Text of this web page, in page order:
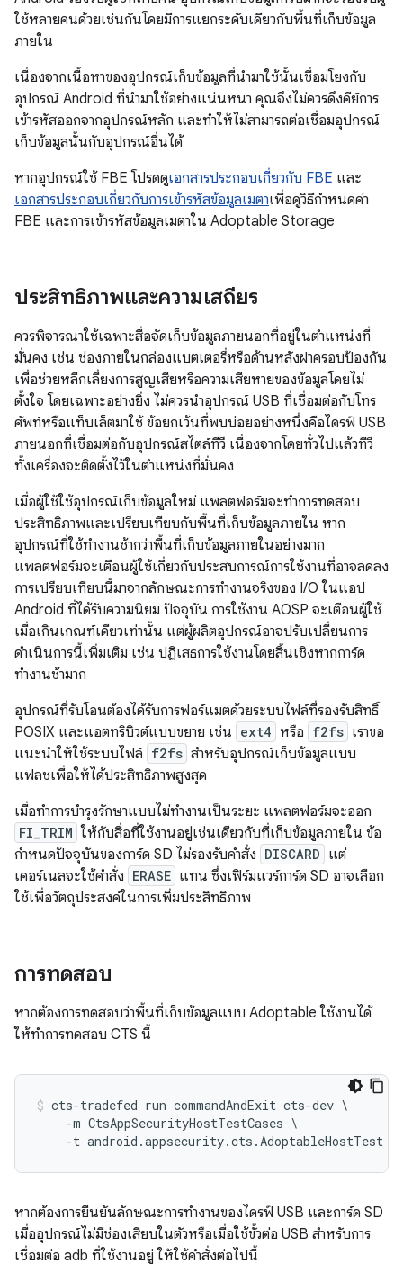
ใช้หลายคนด้วยเช่นกันโดยมีการแยกระดับเดียวกับพื้นที่เก็บข้อมูล
ภายใน
เนื่องจากเนื้อหาของอุปกรณ์เก็บข้อมูลที่นำมาใช้นั้นเชื่อมโยงกับ
อุปกรณ์ Android ที่นำมาใช้อย่างแน่นหนา คุณจึงไม่ควรดึงคีย์การ
เข้ารหัสออกจากอุปกรณ์หลัก และทำให้ไม่สามารถต่อเชื่อมอุปกรณ์
เก็บข้อมูลนั้นกับอุปกรณ์อื่นได้
หากอุปกรณ์ใช้ FBE โปรดดูเอกสารประกอบเกี่ยวกับ FBE และ
เอกสารประกอบเกี่ยวกับการเข้ารหัสข้อมูลเมตาเพื่อดูวิธีกำหนดค่า
FBE และการเข้ารหัสข้อมูลเมตาใน Adoptable Storage
ประสิทธิภาพและความเสถียร
ควรพิจารณาใช้เฉพาะสื่อจัดเก็บข้อมูลภายนอกที่อยู่ในตำแหน่งที่
มั่นคง เช่น ช่องภายในกล่องแบตเตอรี่หรือด้านหลังฝาครอบป้องกัน
เพื่อช่วยหลีกเลี่ยงการสูญเสียหรือความเสียหายของข้อมูลโดยไม่
ตั้งใจ โดยเฉพาะอย่างยิ่ง ไม่ควรนำอุปกรณ์ USB ที่เชื่อมต่อกับโทร
ศัพท์หรือแท็บเล็ตมาใช้ ข้อยกเว้นที่พบบ่อยอย่างหนึ่งคือไดรฟ์ USB
ภายนอกที่เชื่อมต่อกับอุปกรณ์สไตล์ทีวี เนื่องจากโดยทั่วไปแล้วทีวี
ทั้งเครื่องจะติดตั้งไว้ในตำแหน่งที่มั่นคง
เมื่อผู้ใช้ใช้อุปกรณ์เก็บข้อมูลใหม่ แพลตฟอร์มจะทำการทดสอบ
ประสิทธิภาพและเปรียบเทียบกับพื้นที่เก็บข้อมูลภายใน หาก
อุปกรณ์ที่ใช้ทำงานช้ากว่าพื้นที่เก็บข้อมูลภายในอย่างมาก
แพลตฟอร์มจะเตือนผู้ใช้เกี่ยวกับประสบการณ์การใช้งานที่อาจลดลง
การเปรียบเทียบนี้มาจากลักษณะการทํางานจริงของ I/O ในแอป
Android ที่ได้รับความนิยม ปัจจุบัน การใช้งาน AOSP จะเตือนผู้ใช้
เมื่อเกินเกณฑ์เดียวเท่านั้น แต่ผู้ผลิตอุปกรณ์อาจปรับเปลี่ยนการ
ดำเนินการนี้เพิ่มเติม เช่น ปฏิเสธการใช้งานโดยสิ้นเชิงหากการ์ด
ทำงานช้ามาก
อุปกรณ์ที่รับโอนต้องได้รับการฟอร์แมตด้วยระบบไฟล์ที่รองรับสิทธิ์
POSIX และแอตทริบิวต์แบบขยาย เช่น ext4 หรือ f2fs เราขอ
แนะนำให้ใช้ระบบไฟล์ f2fs สำหรับอุปกรณ์เก็บข้อมูลแบบ
แฟลชเพื่อให้ได้ประสิทธิภาพสูงสุด
เมื่อทำการบำรุงรักษาแบบไม่ทำงานเป็นระยะ แพลตฟอร์มจะออก
FI_TRIM ให้กับสื่อที่ใช้งานอยู่เช่นเดียวกับที่เก็บข้อมูลภายใน ข้อ
กำหนดปัจจุบันของการ์ด SD ไม่รองรับคำสั่ง DISCARD แต่
เคอร์เนลจะใช้คำสั่ง ERASE แทน ซึ่งเฟิร์มแวร์การ์ด SD อาจเลือก
ใช้เพื่อวัตถุประสงค์ในการเพิ่มประสิทธิภาพ
การทดสอบ
หากต้องการทดสอบว่าพื้นที่เก็บข้อมูลแบบ Adoptable ใช้งานได้
ให้ทำการทดสอบ CTS นี้
cts-tradefed run commandAndExit cts-dev \
    -m CtsAppSecurityHostTestCases \
    -t android.appsecurity.cts.AdoptableHostTest
หากต้องการยืนยันลักษณะการทำงานของไดรฟ์ USB และการ์ด SD
เมื่ออุปกรณ์ไม่มีช่องเสียบในตัวหรือเมื่อใช้ขั้วต่อ USB สำหรับการ
เชื่อมต่อ adb ที่ใช้งานอยู่ ให้ใช้คำสั่งต่อไปนี้